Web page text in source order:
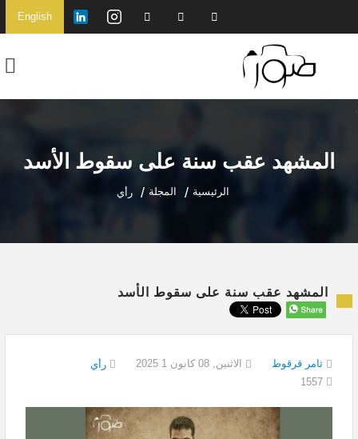
English
المشهد عقب سنة على سقوط الأسد
الرئيسية المجلة رأي
المشهد عقب سنة على سقوط الأسد
ثامر قرقوط الاثنين, 08 كانون 1 2025
رأي